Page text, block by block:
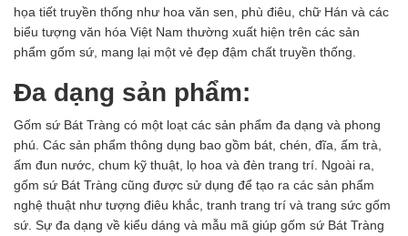
họa tiết truyền thống như hoa văn sen, phù điêu, chữ Hán và các
biểu tượng văn hóa Việt Nam thường xuất hiện trên các sản
phẩm gốm sứ, mang lại một vẻ đẹp đậm chất truyền thống.
Đa dạng sản phẩm:
Gốm sứ Bát Tràng có một loạt các sản phẩm đa dạng và phong
phú. Các sản phẩm thông dụng bao gồm bát, chén, đĩa, ấm trà,
ấm đun nước, chum kỹ thuật, lọ hoa và đèn trang trí. Ngoài ra,
gốm sứ Bát Tràng cũng được sử dụng để tạo ra các sản phẩm
nghệ thuật như tượng điêu khắc, tranh trang trí và trang sức gốm
sứ. Sự đa dạng về kiểu dáng và mẫu mã giúp gốm sứ Bát Tràng